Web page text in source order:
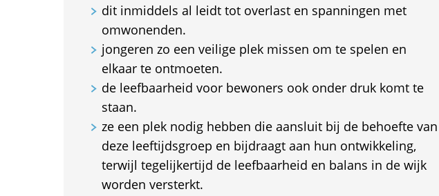
dit inmiddels al leidt tot overlast en spanningen met
omwonenden.
jongeren zo een veilige plek missen om te spelen en
elkaar te ontmoeten.
de leefbaarheid voor bewoners ook onder druk komt te
staan.
ze een plek nodig hebben die aansluit bij de behoefte van
deze leeftijdsgroep en bijdraagt aan hun ontwikkeling,
terwijl tegelijkertijd de leefbaarheid en balans in de wijk
worden versterkt.